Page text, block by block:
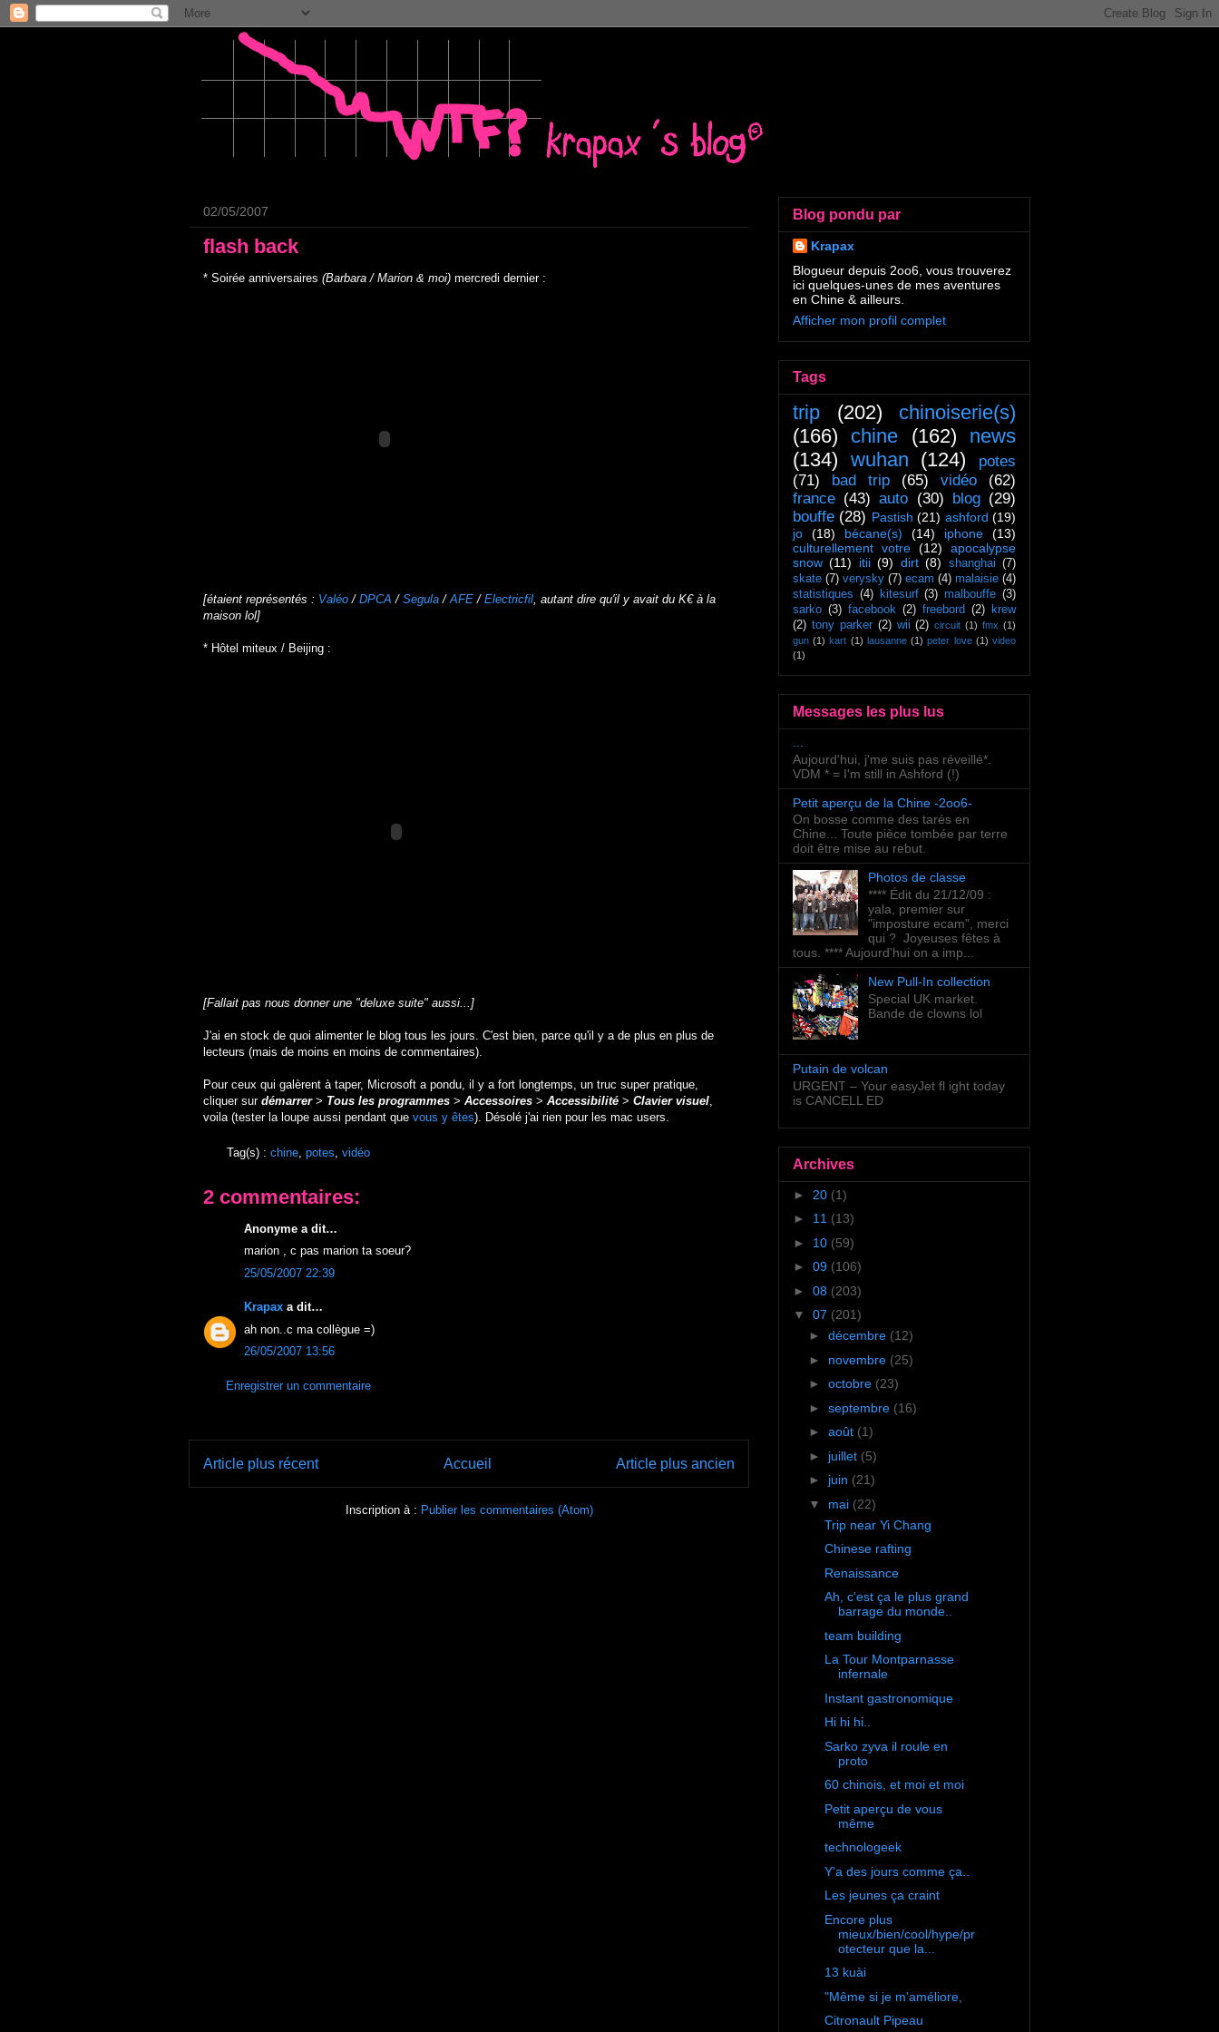
02/05/2007
flash back
* Soirée anniversaires (Barbara / Marion & moi) mercredi dernier :
[étaient représentés : Valéo / DPCA / Segula /AFE / Electricfil, autant dire qu'il y avait du K€ à la
maison lol]
* Hôtel miteux / Beijing :
[Fallait pas nous donner une "deluxe suite" aussi...]
J'ai en stock de quoi alimenter le blog tous les jours. C'est bien, parce qu'il y a de plus en plus de
lecteurs (mais de moins en moins de commentaires).
Pour ceux qui galèrent à taper, Microsoft a pondu, il y a fort longtemps, un truc super pratique,
cliquer sur démarrer > Tous les programmes > Accessoires > Accessibilité > Clavier visuel,
voila (tester la loupe aussi pendant que vous y êtes). Désolé j'ai rien pour les mac users.
Tag(s) : chine potes vidéo
2 commentaires:
Anonyme a dit…
marion , c pas marion ta soeur?
25/05/2007 22:39
Krapax a dit…
ah non..c ma collègue =)
26/05/2007 13:56
Enregistrer un commentaire
Article plus récent Article plus ancien
Accueil
Inscription à : Publier les commentaires (Atom)
Blog pondu par
Krapax
Blogueur depuis 2oo6, vous trouverez
ici quelques-unes de mes aventures
en Chine & ailleurs.
Afficher mon profil complet
Tags
trip (202)
chinoiserie(s)
(166)
chine (162)
news
(134) wuhan (124)
potes
(71)
bad trip (65) vidéo
(62)
france (43) auto (30) blog (29)
bouffe (28) Pastish (21) ashford (19)
jo
(18) bécane(s) (14) iphone
(13)
culturellement votre (12)
apocalypse
snow (11) itii (9) dirt (8) shanghai (7)
skate (7) verysky (7) ecam (4) malaisie (4)
statistiques (4) kitesurf (3) malbouffe (3)
sarko (3) facebook (2) freebord (2)
krew
(2) tony parker (2) wii (2) circuit (1) fmx (1)
gun (1) kart (1) lausanne (1) peter love (1) video
(1)
Messages les plus lus
Aujourd'hui, j'me suis pas réveillé*.
VDM * = I'm still in Ashford (!)
Petit aperçu de la Chine -2oo6-
On bosse comme des tarés en
Chine... Toute pièce tombée par terre
doit être mise au rebut.
Photos de classe
**** Édit du 21/12/09 :
yala, premier sur
"imposture ecam", merci
qui ? Joyeuses fêtes à
tous. **** Aujourd'hui on a imp...
New Pull-In collection
Special UK market.
Bande de clowns lol
Putain de volcan
URGENT – Your easyJet fl ight today
is CANCELL ED
Archives
► 20 (1)
► 11 (13)
► 10 (59)
► 09 (106)
► 08 (203)
▼ 07 (201)
► décembre (12)
► novembre (25)
► octobre (23)
► septembre (16)
► août (1)
► juillet (5)
► juin (21)
▼ mai (22)
Trip near Yi Chang
Chinese rafting
Renaissance
Ah, c'est ça le plus grand
barrage du monde..
team building
La Tour Montparnasse
infernale
Instant gastronomique
Hi hi hi..
Sarko zyva il roule en
proto
60 chinois, et moi et moi
Petit aperçu de vous
même
technologeek
Y'a des jours comme ça..
Les jeunes ça craint
Encore plus
mieux/bien/cool/hype/pr
otecteur que la...
13 kuài
"Même si je m'améliore,
Citronault Pipeau